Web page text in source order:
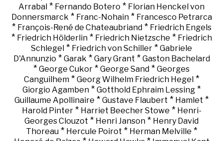
Arrabal * Fernando Botero * Florian Henckel von
Donnersmarck * Franc-Nohain* Francesco Petrarca
* François-René de Chateaubriand* Friedrich Engels
* Friedrich Hölderlin* Friedrich Nietzsche * Friedrich
Schlegel * Friedrich von Schiller * Gabriele
D'Annunzio * Garak * Gary Grant * Gaston Bachelard
* George Cukor * George Sand * Georges
Canguilhem * Georg Wilhelm Friedrich Hegel *
Giorgio Agamben * Gotthold Ephraim Lessing *
Guillaume Apollinaire * Gustave Flaubert * Hamlet *
Harold Pinter* Harriet Beecher Stowe * Henri-
Georges Clouzot * Henri Janson * Henry David
Thoreau * Hercule Poirot * Herman Melville *